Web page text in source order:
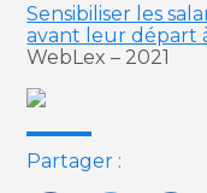
Sensibiliser les
avant leur départ
WebLex – 2021
Partager :